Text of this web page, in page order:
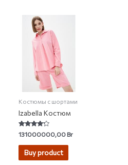
Костюмы с шортами
Izabella Костюм
Rated
4.00
out of 5
131000000,00Br
Buy product